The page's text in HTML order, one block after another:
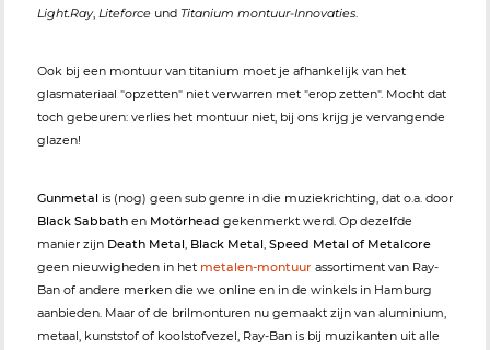
Light.Ray, Liteforce und Titanium montuur-Innovaties.
Ook bij een montuur van titanium moet je afhankelijk van het
glasmateriaal "opzetten" niet verwarren met "erop zetten". Mocht dat
toch gebeuren: verlies het montuur niet, bij ons krijg je vervangende
glazen!
Gunmetal is (nog) geen sub genre in die muziekrichting, dat o.a. door
Black Sabbath en Motörhead gekenmerkt werd. Op dezelfde
manier zijn Death Metal, Black Metal, Speed Metal of Metalcore
geen nieuwigheden in het metalen-montuur assortiment van Ray-
Ban of andere merken die we online en in de winkels in Hamburg
aanbieden. Maar of de brilmonturen nu gemaakt zijn van aluminium,
metaal, kunststof of koolstofvezel, Ray-Ban is bij muzikanten uit alle